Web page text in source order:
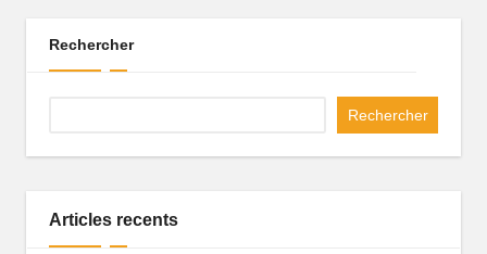
A
q
Rechercher
Rechercher
Articles recents